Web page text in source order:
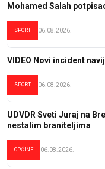
Mohamed Salah
SPORT 06.08.2026.
VIDEO Novi incident
SPORT 06.08.2026.
UDVDR Sveti Juraj na
nestalim braniteljima
OPĆINE 06.08.2026.